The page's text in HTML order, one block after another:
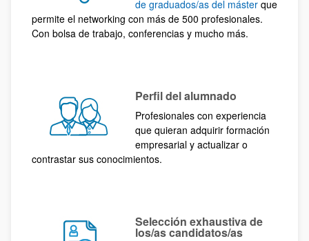
de graduados/as del máster que
permite el networking con más de 500 profesionales.
Con bolsa de trabajo, conferencias y mucho más.
Perfil del alumnado
Profesionales con experiencia
que quieran adquirir formación
empresarial y actualizar o
contrastar sus conocimientos.
Selección exhaustiva de
los/as candidatos/as